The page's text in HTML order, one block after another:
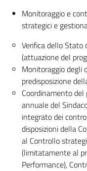
Monitoraggio e
strategici e
Verifica dello
(attuazione del
Monitoraggio degli
predisposizione
Coordinamento
annuale del
integrato dei
disposizioni della
al Controllo
(limitatamente al
Performance),